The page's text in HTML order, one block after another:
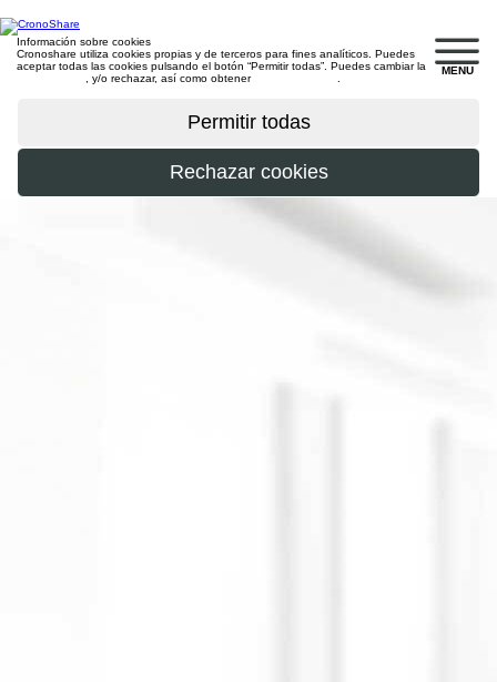
MENU
Información sobre cookies
Cronoshare utiliza cookies propias y de terceros para fines analíticos. Puedes
aceptar todas las cookies pulsando el botón “Permitir todas”. Puedes cambiar la
, y/o rechazar, así como obtener